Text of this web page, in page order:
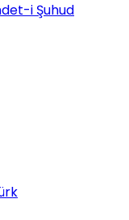
i Şuhud